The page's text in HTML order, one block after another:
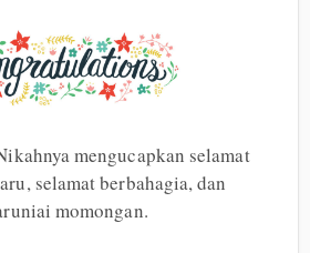
mengucapkan selamat
selamat berbahagia, dan
momongan.